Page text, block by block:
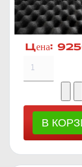
Цена: